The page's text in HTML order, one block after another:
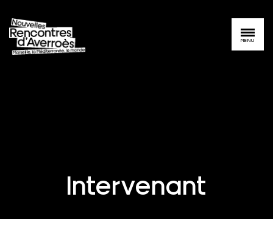
MENU
Intervenant